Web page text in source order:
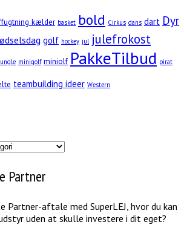
kælder basket bold Cirkus dans dart Dyr
golf hockey jul julefrokost
minigolf miniolf PakkeTilbud pirat
teambuilding ideer Western
Partner
Partner-aftale med SuperLEJ, hvor du kan
uden at skulle investere i dit eget?